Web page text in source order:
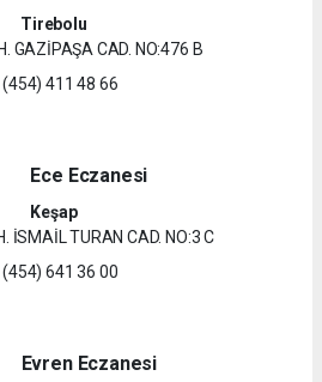
Tirebolu
GAZİPAŞA CAD. NO:476 B
(454) 411 48 66
Ece Eczanesi
Keşap
İSMAİL TURAN CAD. NO:3 C
(454) 641 36 00
Evren Eczanesi